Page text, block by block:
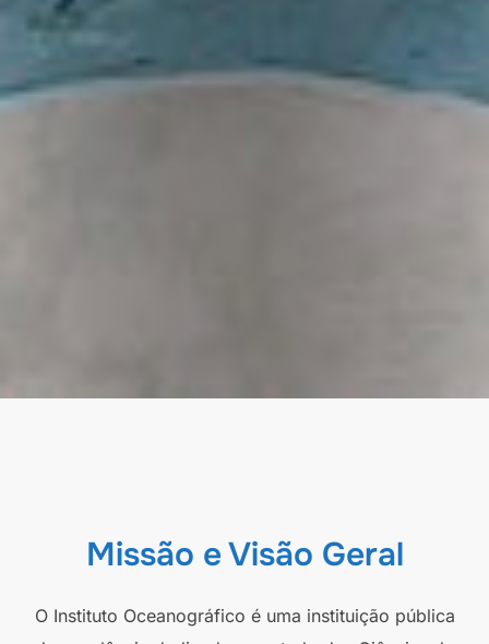
Missão e Visão Geral
O Instituto Oceanográfico é uma instituição pública